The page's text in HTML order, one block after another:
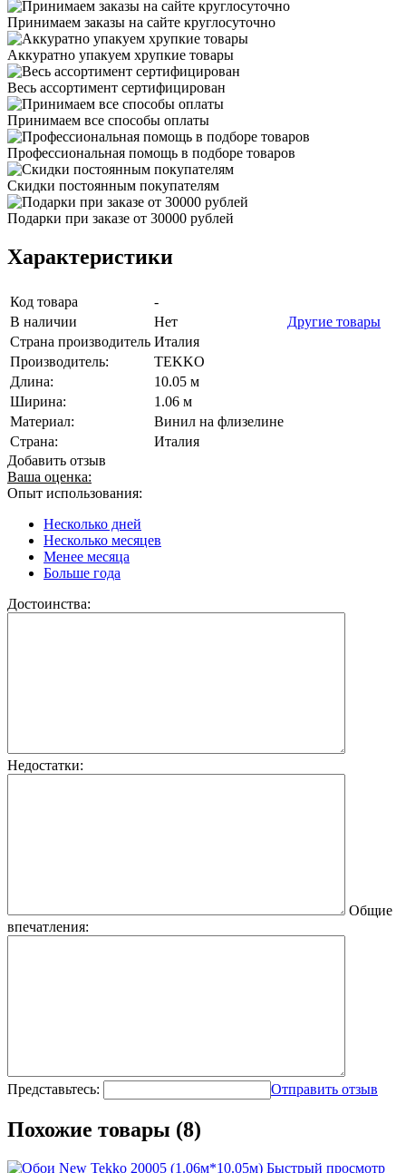
Принимаем заказы на сайте круглосуточно
Аккуратно упакуем хрупкие товары
Весь ассортимент сертифицирован
Принимаем все способы оплаты
Профессиональная помощь в подборе товаров
Скидки постоянным покупателям
Подарки при заказе от 30000 рублей
Характеристики
Код товара
-
В наличии
Нет
Другие товары
Страна производитель Италия
Производитель:
TEKKO
Длина:
10.05 м
Ширина:
1.06 м
Материал:
Винил на флизелине
Страна:
Италия
Добавить отзыв
Ваша оценка:
Опыт использования:
Несколько дней
Несколько месяцев
Менее месяца
Больше года
Достоинства:
Недостатки:
Общие
впечатления:
Представьтесь: Отправить отзыв
Похожие товары (8)
Быстрый просмотр